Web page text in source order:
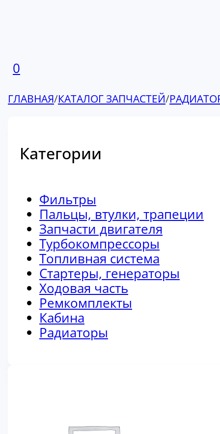
0
ГЛАВНАЯ/КАТАЛОГ ЗАПЧАСТЕЙ/
Категории
Фильтры
Пальцы, втулки, трапеции
Запчасти двигателя
Турбокомпрессоры
Топливная система
Стартеры, генераторы
Ходовая часть
Ремкомплекты
Кабина
Радиаторы